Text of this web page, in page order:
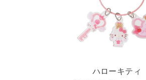
ハローキティ